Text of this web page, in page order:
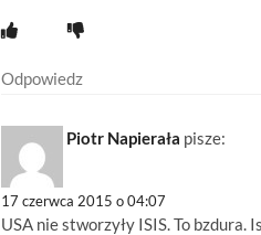
Odpowiedz
Piotr Napierała pisze:
17 czerwca 2015 o 04:07
USA nie stworzyły ISIS. To